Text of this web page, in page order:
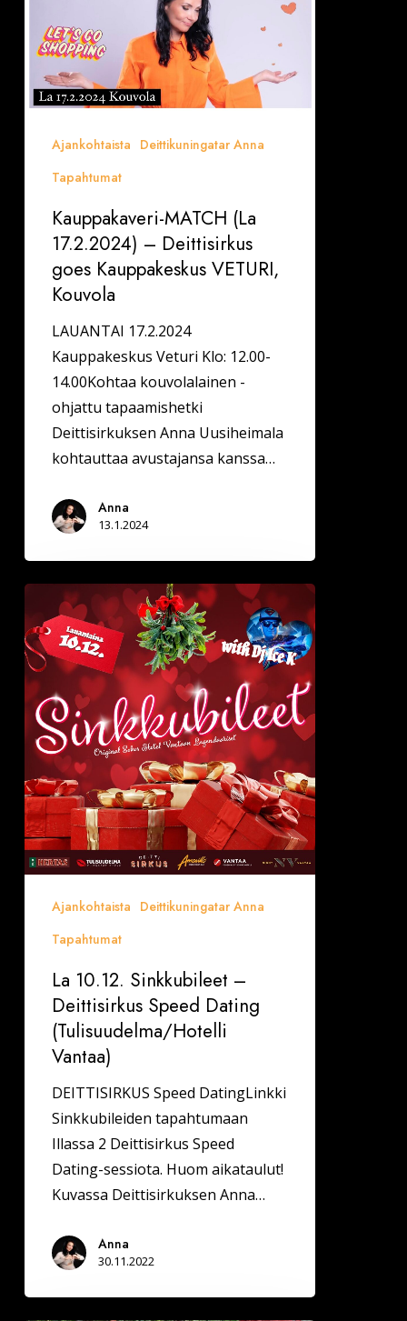
VETURI,
Kouvola
Ajankohtaista Deittikuningatar Anna
Tapahtumat
Kauppakaveri-MATCH (La
17.2.2024) – Deittisirkus
goes Kauppakeskus VETURI,
Kouvola
LAUANTAI 17.2.2024
Kauppakeskus Veturi Klo: 12.00-
14.00Kohtaa kouvolalainen -
ohjattu tapaamishetki
Deittisirkuksen Anna Uusiheimala
kohtauttaa avustajansa kanssa…
Anna
13.1.2024
10.12.
Sinkkubileet
–
Deittisirkus
Speed
Dating
(Tulisuudelma/Hotelli
Vantaa)
Ajankohtaista Deittikuningatar Anna
Tapahtumat
La 10.12. Sinkkubileet –
Deittisirkus Speed Dating
(Tulisuudelma/Hotelli
Vantaa)
DEITTISIRKUS Speed DatingLinkki
Sinkkubileiden tapahtumaan
Illassa 2 Deittisirkus Speed
Dating-sessiota. Huom aikataulut!
Kuvassa Deittisirkuksen Anna…
Anna
30.11.2022